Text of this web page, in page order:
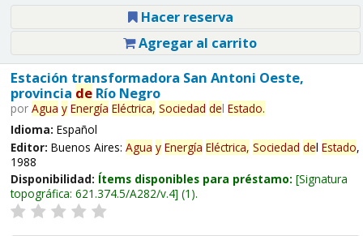
Hacer reserva
Agregar al carrito
Estación transformadora San Antoni Oeste,
provincia deRío Negro
por Agua y Energía Eléctrica, Sociedad del Estado.
Idioma: Español
Editor: Buenos Aires: Agua y Energía Eléctrica, Sociedad del Estado,
1988
Disponibilidad: Ítems disponibles para préstamo: Signatura
topográfica: 621.374.5/A282/v.4 (1).